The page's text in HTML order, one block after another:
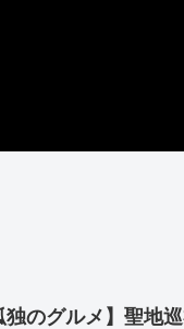
独のグルメ】聖地